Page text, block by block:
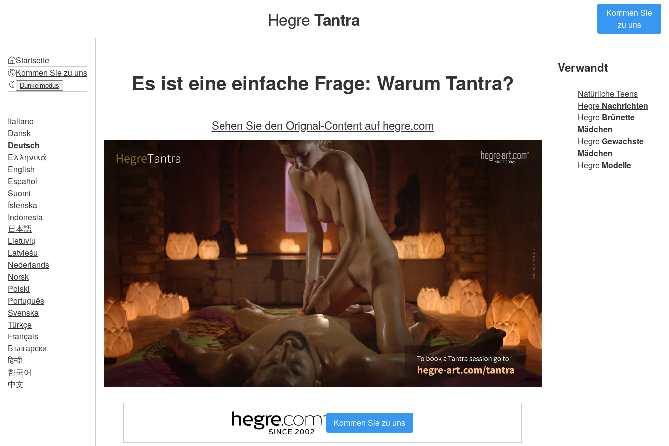
HegreTantra
Kommen Sie
zu uns
Startseite
Kommen Sie zu uns
Dunkelmodus
Italiano
Dansk
Deutsch
Ελληνικά
English
Español
Suomi
Íslenska
Indonesia
日本語
Lietuvių
Latviešu
Nederlands
Norsk
Polski
Português
Svenska
Türkçe
Français
Български
हिन्दी
한국어
中文
Es ist eine einfache Frage: Warum Tantra?
Sehen Sie den Orignal-Content auf hegre.com
Kommen Sie zu uns
Verwandt
Natürliche Teens
Hegre Nachrichten
Hegre Brünette
Mädchen
HegreGewachste
Mädchen
Hegre Modelle